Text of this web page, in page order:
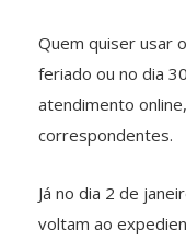
Quem quiser usar
feriado ou no dia
atendimento
correspondentes.
Já no dia 2 de
voltam ao